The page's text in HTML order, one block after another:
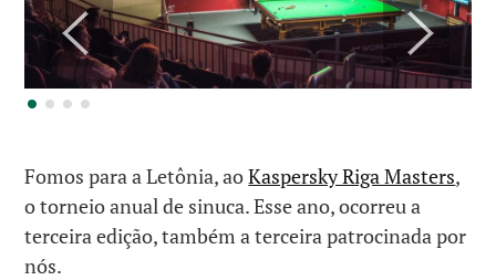
Fomos para a Letônia, aoKaspersky Riga Masters,
o torneio anual de sinuca. Esse ano, ocorreu a
terceira edição, também a terceira patrocinada por
nós.